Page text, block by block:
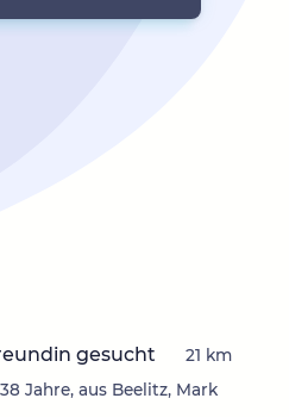
gesucht
Jahre, aus Beelitz, Mark
21 km